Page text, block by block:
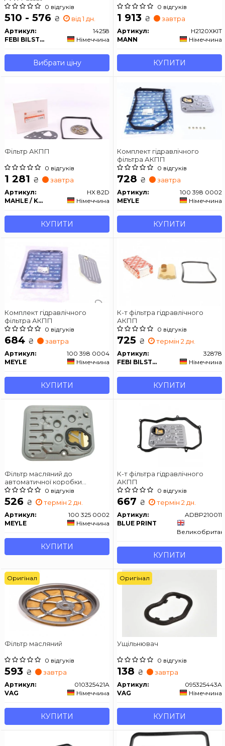
0 відгуків
510 - 576 ₴ від 1 дн.
Артикул:
14258
FEBI BILSTEIN
Німеччина
Вибрати ціну
0 відгуків
1 913 ₴ завтра
Артикул:
H2120XKIT
MANN
Німеччина
КУПИТИ
Фільтр АКПП
0 відгуків
1 281 ₴ завтра
Артикул:
HX 82D
MAHLE / KNECHT
Німеччина
КУПИТИ
Комплект гідравлічного
фільтра АКПП
0 відгуків
728 ₴ завтра
Артикул:
100 398 0002
MEYLE
Німеччина
КУПИТИ
Комплект гідравлічного
фільтра АКПП
0 відгуків
684 ₴ завтра
Артикул:
100 398 0004
MEYLE
Німеччина
КУПИТИ
К-т фільтра гідравлічного
АКПП
0 відгуків
725 ₴ термін 2 дн.
Артикул:
32878
FEBI BILSTEIN
Німеччина
КУПИТИ
Фільтр масляний до
автоматичної коробки
перемикання передач
0 відгуків
526 ₴ термін 2 дн.
Артикул:
100 325 0002
MEYLE
Німеччина
КУПИТИ
К-т фільтра гідравлічного
АКПП
0 відгуків
667 ₴ термін 2 дн.
Артикул:
ADBP210011
BLUE PRINT
КУПИТИ
Фільтр масляний
0 відгуків
593 ₴ завтра
Артикул:
010325421A
VAG
Німеччина
КУПИТИ
Оригінал
Ущільнювач
0 відгуків
138 ₴ завтра
Артикул:
095325443A
VAG
Німеччина
КУПИТИ
Оригінал